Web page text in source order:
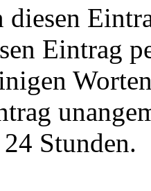
Eintrag
Stunden.